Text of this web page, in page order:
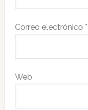
Correo electrónico *
Web